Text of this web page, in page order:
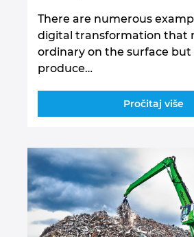
There are numerous
digital transformation that
ordinary on the surface but
produce…
Pročitaj više